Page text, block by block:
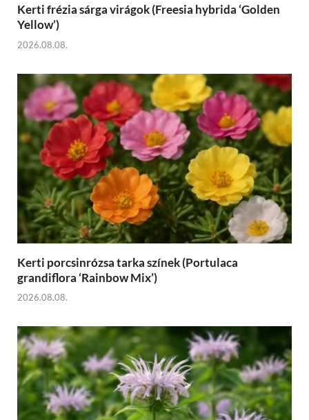
Kerti frézia sárga virágok (Freesia hybrida ‘Golden
Yellow’)
2026.08.08.
Kerti porcsinrózsa tarka színek (Portulaca
grandiflora ‘Rainbow Mix’)
2026.08.08.